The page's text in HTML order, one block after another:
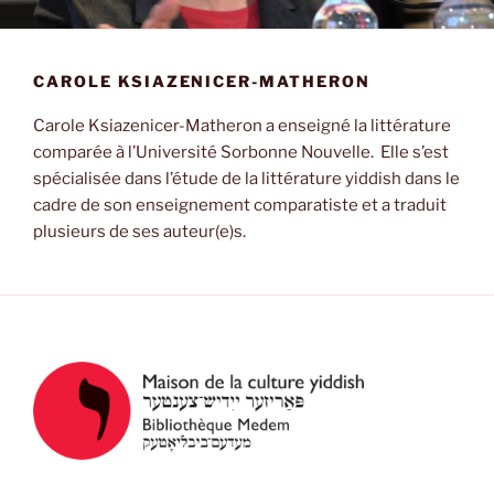
CAROLE KSIAZENICER-MATHERON
Carole Ksiazenicer-Matheron a enseigné la littérature
comparée à l’Université Sorbonne Nouvelle. Elle s’est
spécialisée dans l’étude de la littérature yiddish dans le
cadre de son enseignement comparatiste et a traduit
plusieurs de ses auteur(e)s.